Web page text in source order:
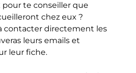
te conseiller que
chez eux ?
contacter directement les
leurs emails et
leur fiche.